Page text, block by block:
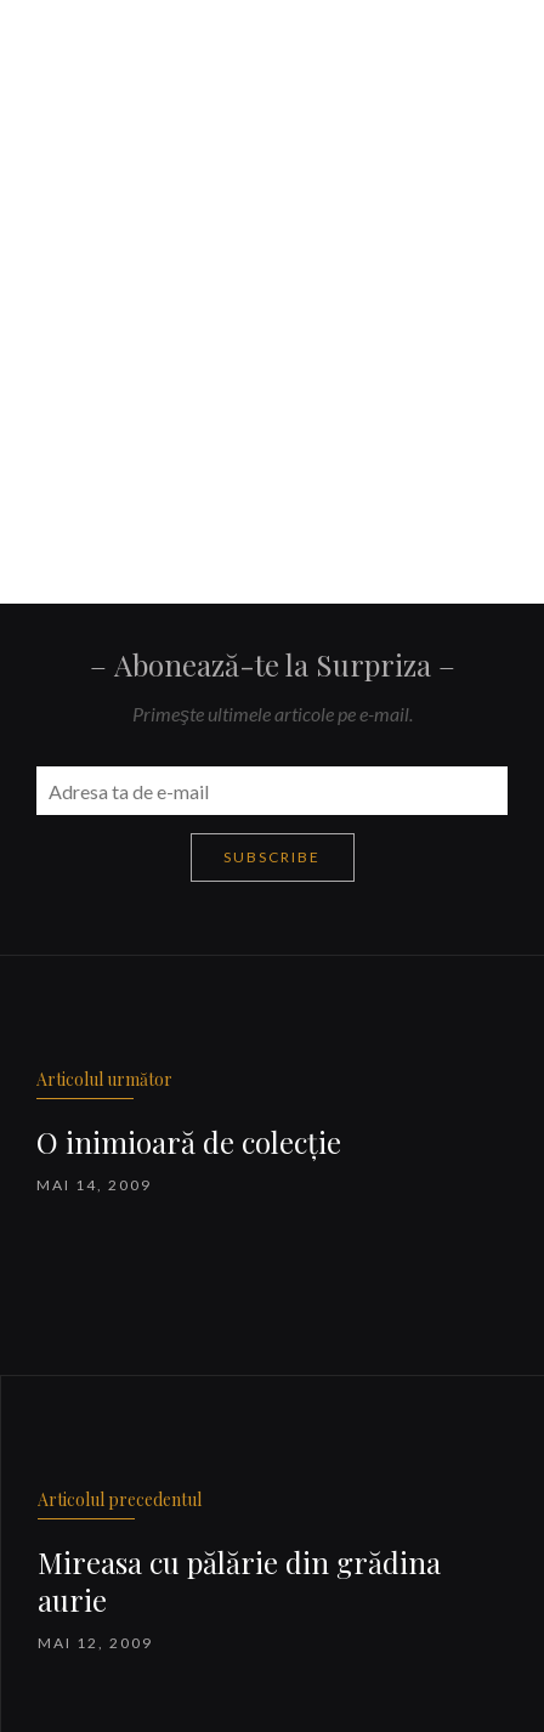
Abonează-te la Surpriza
Primeşte ultimele articole pe e-mail.
SUBSCRIBE
Articolul următor
O inimioară de colecţie
MAI 14, 2009
Articolul precedentul
Mireasa cu pălărie din grădina
aurie
MAI 12, 2009